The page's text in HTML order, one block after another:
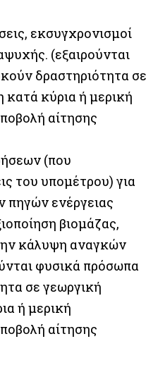
εκσυγχρονισμοί
(εξαιρούνται
δραστηριότητα σε
κύρια ή μερική
αίτησης
(που
του υπομέτρου) για
ενέργειας
βιομάζας,
κάλυψη αναγκών
φυσικά πρόσωπα
σε γεωργική
ή μερική
αίτησης